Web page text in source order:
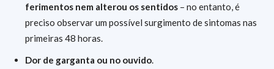
ferimentos nem alterou os sentidos – no entanto, é
preciso observar um possível surgimento de sintomas nas
primeiras 48 horas.
Dor de garganta ou no ouvido.